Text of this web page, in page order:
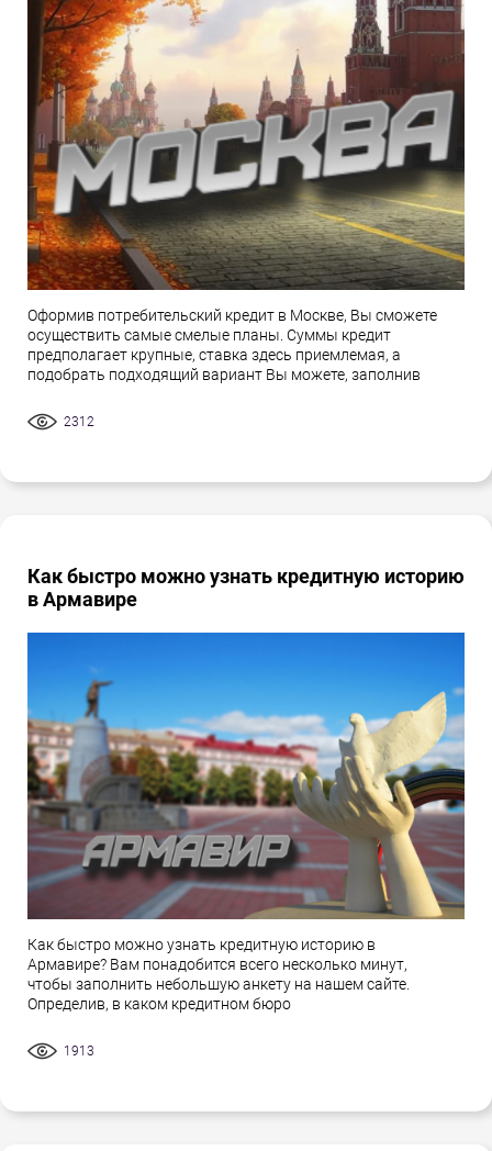
Оформив потребительский кредит в Москве, Вы сможете
осуществить самые смелые планы. Суммы кредит
предполагает крупные, ставка здесь приемлемая, а
подобрать подходящий вариант Вы можете, заполнив
2312
Как быстро можно узнать кредитную историю
в Армавире
Как быстро можно узнать кредитную историю в
Армавире? Вам понадобится всего несколько минут,
чтобы заполнить небольшую анкету на нашем сайте.
Определив, в каком кредитном бюро
1913